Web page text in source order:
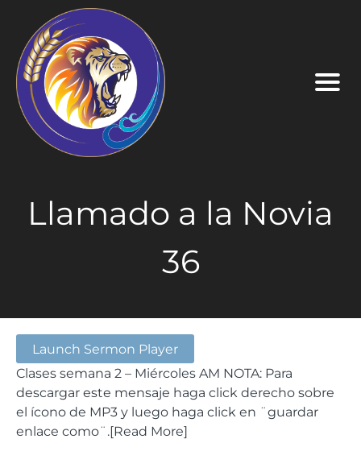
Llamado a la Novia
36
Launch Sermon Player
Clases semana 2 – Miércoles AM NOTA: Para
descargar este mensaje haga click derecho sobre
el ícono de MP3 y luego haga click en ¨guardar
enlace como¨.[Read More]